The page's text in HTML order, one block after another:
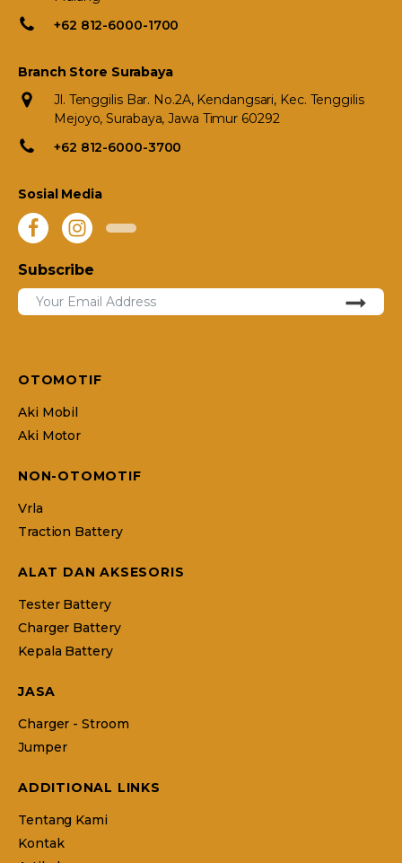
+62 812-6000-1700
Branch Store Surabaya
Jl. Tenggilis Bar. No.2A, Kendangsari, Kec. Tenggilis
Mejoyo, Surabaya, Jawa Timur 60292
+62 812-6000-3700
Sosial Media
Subscribe
OTOMOTIF
Aki Mobil
Aki Motor
NON-OTOMOTIF
Vrla
Traction Battery
ALAT DAN AKSESORIS
Tester Battery
Charger Battery
Kepala Battery
JASA
Charger - Stroom
Jumper
ADDITIONAL LINKS
Tentang Kami
Kontak